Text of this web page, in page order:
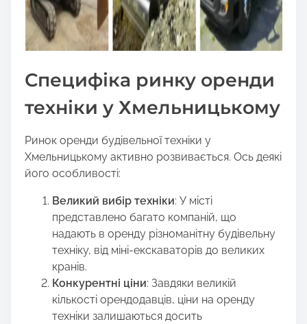
Специфіка ринку оренди
техніки у Хмельницькому
Ринок оренди будівельної техніки у
Хмельницькому активно розвивається. Ось деякі
його особливості:
Великий вибір техніки: У місті
представлено багато компаній, що
надають в оренду різноманітну будівельну
техніку, від міні-екскаваторів до великих
кранів.
Конкурентні ціни: Завдяки великій
кількості орендодавців, ціни на оренду
техніки залишаються досить